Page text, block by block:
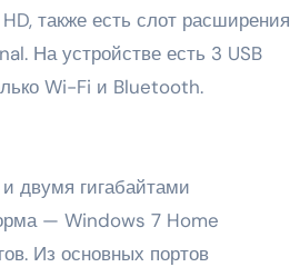
также есть слот расширения
На устройстве есть 3 USB
Wi-Fi и Bluetooth.
двумя гигабайтами
— Windows 7 Home
Из основных портов